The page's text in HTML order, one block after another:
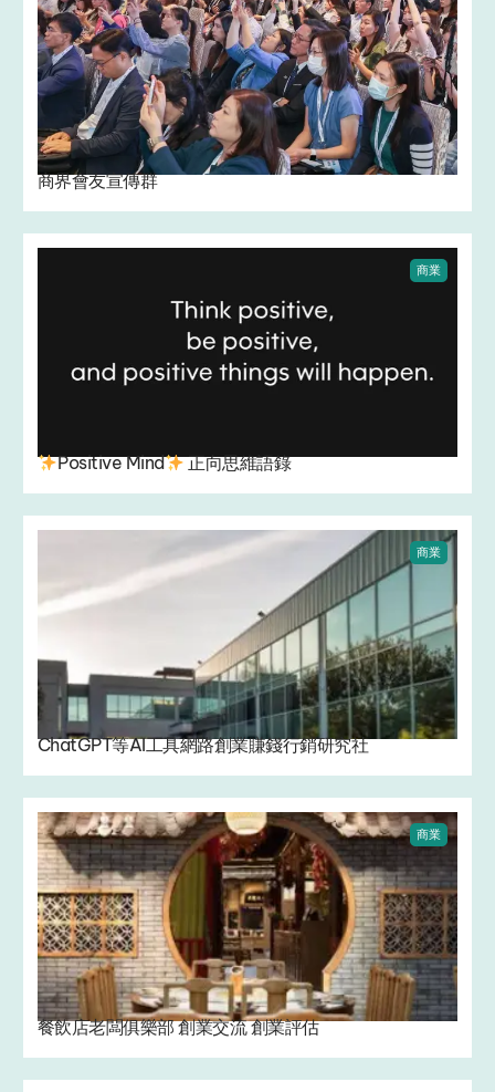
商界會友宣傳群
商業
Positive Mind 正向思維語錄
商業
ChatGPT等AI工具網路創業賺錢行銷研究社
商業
餐飲店老闆俱樂部 創業交流 創業評估